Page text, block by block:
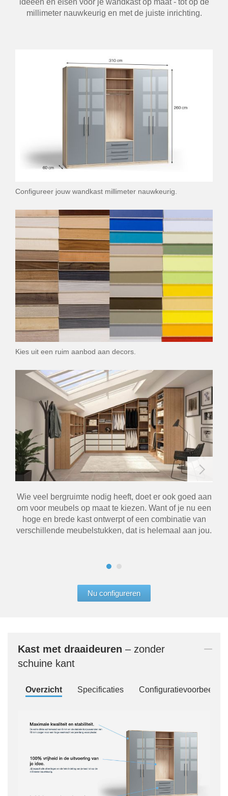
ideeën en eisen voor je wandkast op maat - tot op de
millimeter nauwkeurig en met de juiste inrichting.
Configureer jouw wandkast millimeter nauwkeurig.
Kies uit een ruim aanbod aan decors.
Wie veel bergruimte nodig heeft, doet er ook goed aan
om voor meubels op maat te kiezen. Want of je nu een
hoge en brede kast ontwerpt of een combinatie van
verschillende meubelstukken, dat is helemaal aan jou.
Nu configureren
Kast met draaideuren – zonder
schuine kant
Overzicht Specificaties Configuratievoorbeelden